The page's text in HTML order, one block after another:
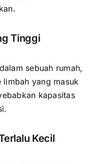
Tinggi
sebuah rumah,
yang masuk
kapasitas
Kecil